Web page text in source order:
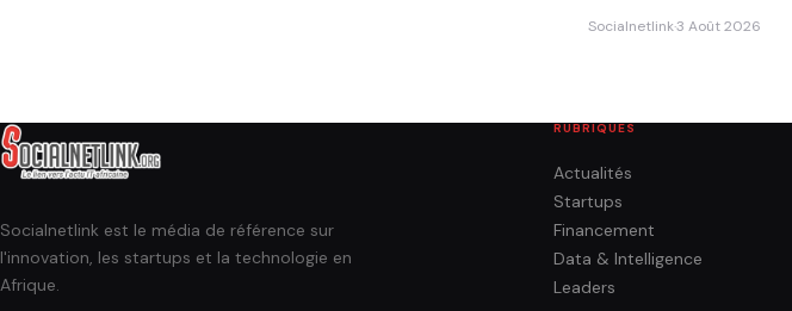
Socialnetlink·3 Août 2026
Socialnetlink est le média de référence sur
l'innovation, les startups et la technologie en
Afrique.
RUBRIQUES
Actualités
Startups
Financement
Data & Intelligence
Leaders